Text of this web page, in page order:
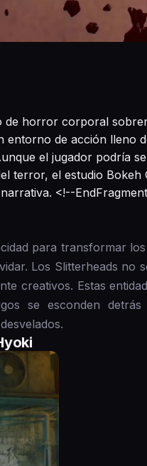
horror corporal
de acción lleno
el jugador podría
terror, el estudio Bokeh
<!--
para transformar
Los Slitterheads no
creativos. Estas
se esconden